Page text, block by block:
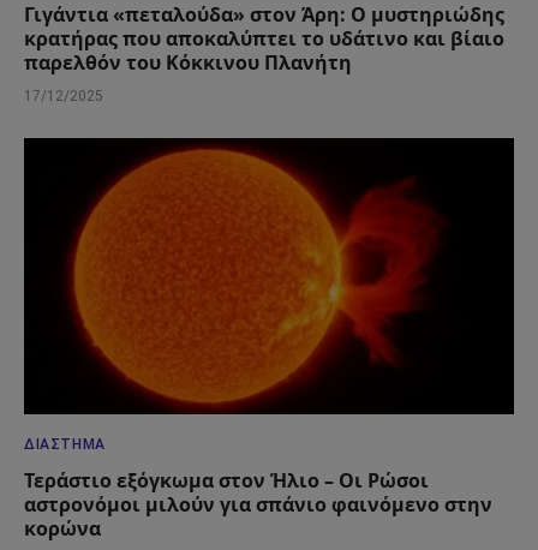
Γιγάντια «πεταλούδα» στον Άρη: Ο μυστηριώδης
κρατήρας που αποκαλύπτει το υδάτινο και βίαιο
παρελθόν του Κόκκινου Πλανήτη
17/12/2025
ΔΙΆΣΤΗΜΑ
Τεράστιο εξόγκωμα στον Ήλιο – Οι Ρώσοι
αστρονόμοι μιλούν για σπάνιο φαινόμενο στην
κορώνα